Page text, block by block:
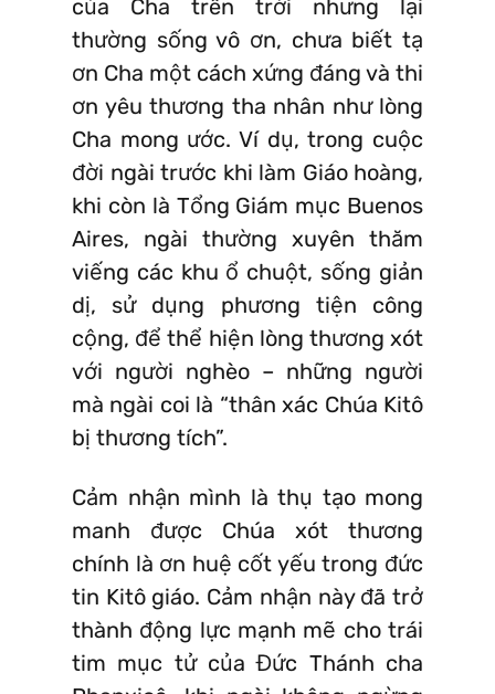
của Cha trên trời nhưng lại
thường sống vô ơn, chưa biết tạ
ơn Cha một cách xứng đáng và thi
ơn yêu thương tha nhân như lòng
Cha mong ước. Ví dụ, trong cuộc
đời ngài trước khi làm Giáo hoàng,
khi còn là Tổng Giám mục Buenos
Aires, ngài thường xuyên thăm
viếng các khu ổ chuột, sống giản
dị, sử dụng phương tiện công
cộng, để thể hiện lòng thương xót
với người nghèo – những người
mà ngài coi là “thân xác Chúa Kitô
bị thương tích”.
Cảm nhận mình là thụ tạo mong
manh được Chúa xót thương
chính là ơn huệ cốt yếu trong đức
tin Kitô giáo. Cảm nhận này đã trở
thành động lực mạnh mẽ cho trái
tim mục tử của Đức Thánh cha